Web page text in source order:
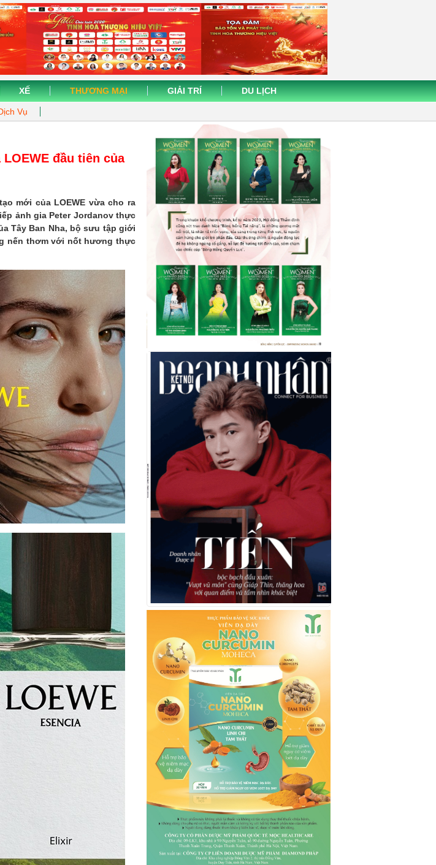
XẾ THƯƠNG MẠI
Vụ
GIẢI TRÍ DU LỊCH
đầu tiên của
mới của LOEWE vừa cho ra
ảnh gia Peter Jordanov thực
Tây Ban Nha, bộ sưu tập giới
nến thơm với nốt hương thực